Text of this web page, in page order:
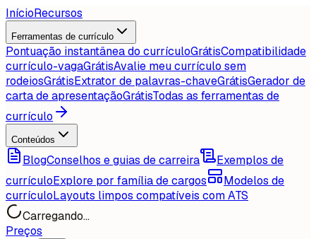
InícioRecursos
Ferramentas de currículo
Pontuação instantânea do currículoGrátisCompatibilidade
currículo-vagaGrátisAvalie meu currículo sem
rodeiosGrátisExtrator de palavras-chaveGrátisGerador de
carta de apresentaçãoGrátisTodas as ferramentas de
currículo
Conteúdos
BlogConselhos e guias de carreira
Exemplos de
currículoExplore por família de cargos
Modelos de
currículoLayouts limpos compatíveis com ATS
Carregando...
Preços